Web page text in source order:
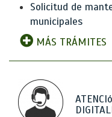
Solicitud de
municipales
MÁS TRÁMITES